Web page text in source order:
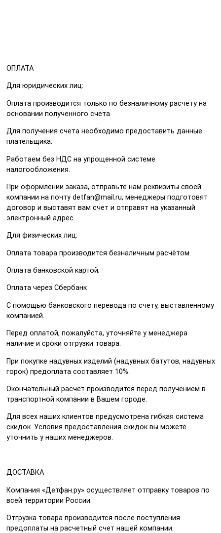
ОПЛАТА
Для юридических лиц:
Оплата производится только по безналичному расчету на
основании полученного счета.
Для получения счета необходимо предоставить данные
плательщика.
Работаем без НДС на упрощенной системе
налогообложения.
При оформлении заказа, отправьте нам реквизиты своей
компании на почту detfan@mail.ru, менеджеры подготовят
договор и выставят вам счет и отправят на указанный
электронный адрес.
Для физических лиц:
Оплата товара производится безналичным расчётом.
Оплата банковской картой;
Оплата через Сбербанк
С помощью банковского перевода по счету, выставленному
компанией.
Перед оплатой, пожалуйста, уточняйте у менеджера
наличие и сроки отгрузки товара.
При покупке надувных изделий (надувных батутов, надувных
горок) предоплата составляет 10%.
Окончательный расчет производится перед получением в
транспортной компании в Вашем городе.
Для всех наших клиентов предусмотрена гибкая система
скидок. Условия предоставления скидок вы можете
уточнить у наших менеджеров.
ДОСТАВКА
Компания «Детфан.ру» осуществляет отправку товаров по
всей территории России.
Отгрузка товара производится после поступления
предоплаты на расчетный счет нашей компании.